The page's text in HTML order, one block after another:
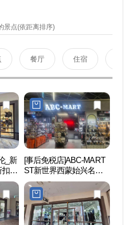
景点(依距离排序)
餐厅 住宿
_新
扣购
신
울
[事后免税店]ABC-MART
ST新世界西蒙始兴名牌
折扣购物中心(ABC마트
ST 신세계사이먼프리미
엄아울렛 시흥점)